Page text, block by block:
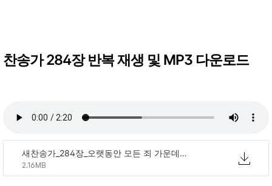
찬송가 284장 반복 재생 및 MP3 다운로드
새찬송가_284장_오랫동안 모든 죄 가운데 빠져.mp3
2.16MB